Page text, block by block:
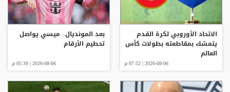
الاتحاد الأوروبي لكرة القدم
يتمسّك بمقاطعته بطولات كأس
العالم
2026-08-06 | 07:52 م
بعد المونديال.. ميسي يواصل
تحطيم الأرقام
2026-08-06 | 05:30 م